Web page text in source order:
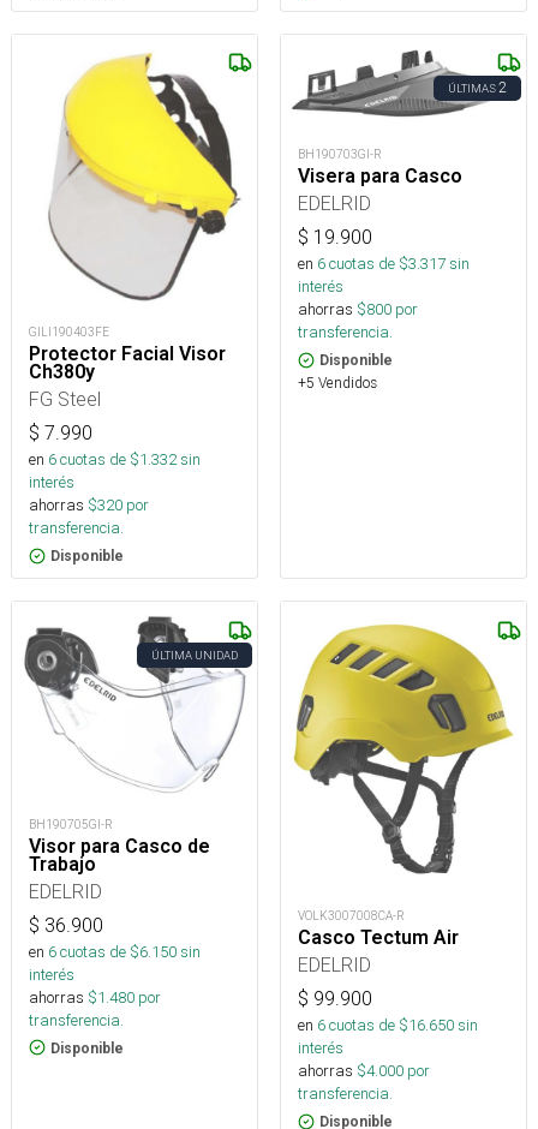
GILI190403FE
Protector Facial Visor
Ch380y
FG Steel
$ 7.990
en 6cuotas de $1.332sin
interés
ahorras $320 por
transferencia.
Disponible
ÚLTIMAS2
BH190703GI-R
Visera para Casco
EDELRID
$ 19.900
en 6cuotas de $3.317sin
interés
ahorras $800 por
transferencia.
Disponible
+5 Vendidos
ÚLTIMA UNIDAD
BH190705GI-R
Visor para Casco de
Trabajo
EDELRID
$ 36.900
en 6cuotas de $6.150sin
interés
ahorras $1.480 por
transferencia.
Disponible
VOLK3007008CA-R
Casco Tectum Air
EDELRID
$ 99.900
en 6cuotas de $16.650sin
interés
ahorras $4.000 por
transferencia.
Disponible